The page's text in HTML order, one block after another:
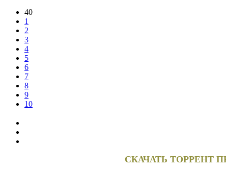
40
1
2
3
4
5
6
7
8
9
10
СКАЧАТЬ ТОРРЕНТ